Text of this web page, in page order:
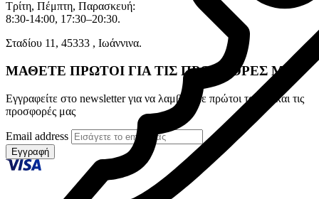
Τρίτη, Πέμπτη, Παρασκευή:
8:30-14:00, 17:30–20:30.
Σταδίου 11, 45333 , Ιωάννινα.
ΜΑΘΕΤΕ ΠΡΩΤΟΙ ΓΙΑ ΤΙΣ ΠΡΟΣΦΟΡΕΣ ΜΑΣ
Εγγραφείτε στο newsletter για να λαμβάνετε πρώτοι τα νέα και τις
προσφορές μας
Email address
Εγγραφή